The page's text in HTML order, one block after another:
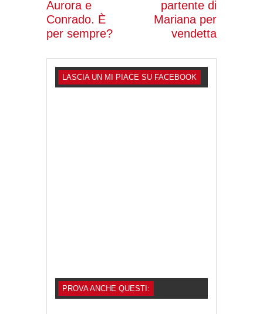
Aurora e
Conrado. È
per sempre?
partente di
Mariana per
vendetta
LASCIA UN MI PIACE SU FACEBOOK
PROVA ANCHE QUESTI: